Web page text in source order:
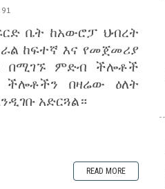
91
ቤት ከአውሮፓ ህብረት
ከፍተኛ እና የመጀመሪያ
በሚገኙ ምድብ ችሎቶች
በዛሬው ዕለት
አድርጓል።
READ MORE